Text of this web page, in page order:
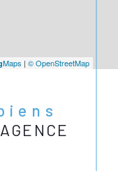
Maps | © OpenStreetMap